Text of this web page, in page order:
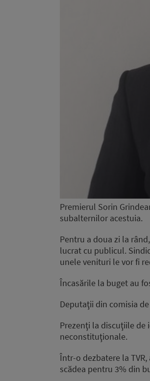
Premierul Sorin
subalternilor acestuia.
Pentru a doua zi la
lucrat cu publicul.
unele venituri le vor fi
Încasările la buget au
Deputaţii din comisia
Prezenţi la discuţiile de
neconstituţionale.
Într-o dezbatere la
scădea pentru 3% din